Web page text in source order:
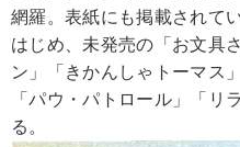
網羅。表紙にも掲載されて
はじめ、未発売の「お文具
ン」「きかんしゃトーマス
「パウ・パトロール」「リ
る。